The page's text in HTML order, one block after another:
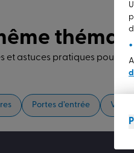
et astuces pratiques pour
Portes d’entrée Volets